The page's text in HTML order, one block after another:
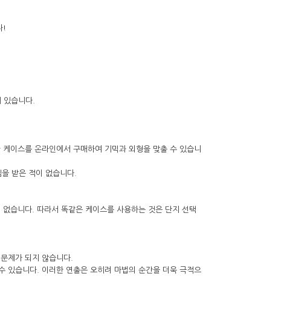
!
습니다.
이스를 온라인에서 구매하여 기믹과 외형을 맞출 수 있습니
받은 적이 없습니다.
습니다. 따라서 똑같은 케이스를 사용하는 것은 단지 선택
제가 되지 않습니다.
있습니다. 이러한 연출은 오히려 마법의 순간을 더욱 극적으